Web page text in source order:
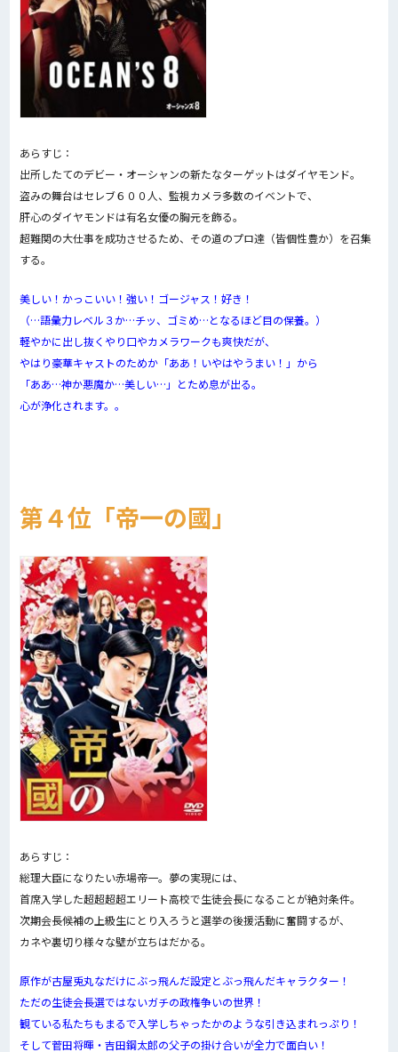
あらすじ：
出所したてのデビー・オーシャンの新たなターゲットはダイヤモンド。
盗みの舞台はセレブ６００人、監視カメラ多数のイベントで、
肝心のダイヤモンドは有名女優の胸元を飾る。
超難関の大仕事を成功させるため、その道のプロ達（皆個性豊か）を召集
する。
美しい！かっこいい！強い！ゴージャス！好き！
（…語彙力レベル３か…チッ、ゴミめ…となるほど目の保養。）
軽やかに出し抜くやり口やカメラワークも爽快だが、
やはり豪華キャストのためか「ああ！いやはやうまい！」から
「ああ…神か悪魔か…美しい…」とため息が出る。
心が浄化されます。。
第４位「帝一の國」
あらすじ：
総理大臣になりたい赤場帝一。夢の実現には、
首席入学した超超超超エリート高校で生徒会長になることが絶対条件。
次期会長候補の上級生にとり入ろうと選挙の後援活動に奮闘するが、
カネや裏切り様々な壁が立ちはだかる。
原作が古屋兎丸なだけにぶっ飛んだ設定とぶっ飛んだキャラクター！
ただの生徒会長選ではないガチの政権争いの世界！
観ている私たちもまるで入学しちゃったかのような引き込まれっぷり！
そして菅田将暉・吉田鋼太郎の父子の掛け合いが全力で面白い！